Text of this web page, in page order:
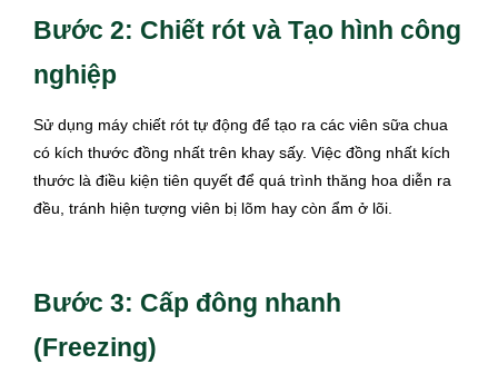
Bước 2: Chiết rót và Tạo hình công
nghiệp
Sử dụng máy chiết rót tự động để tạo ra các viên sữa chua
có kích thước đồng nhất trên khay sấy. Việc đồng nhất kích
thước là điều kiện tiên quyết để quá trình thăng hoa diễn ra
đều, tránh hiện tượng viên bị lõm hay còn ẩm ở lõi.
Bước 3: Cấp đông nhanh
(Freezing)